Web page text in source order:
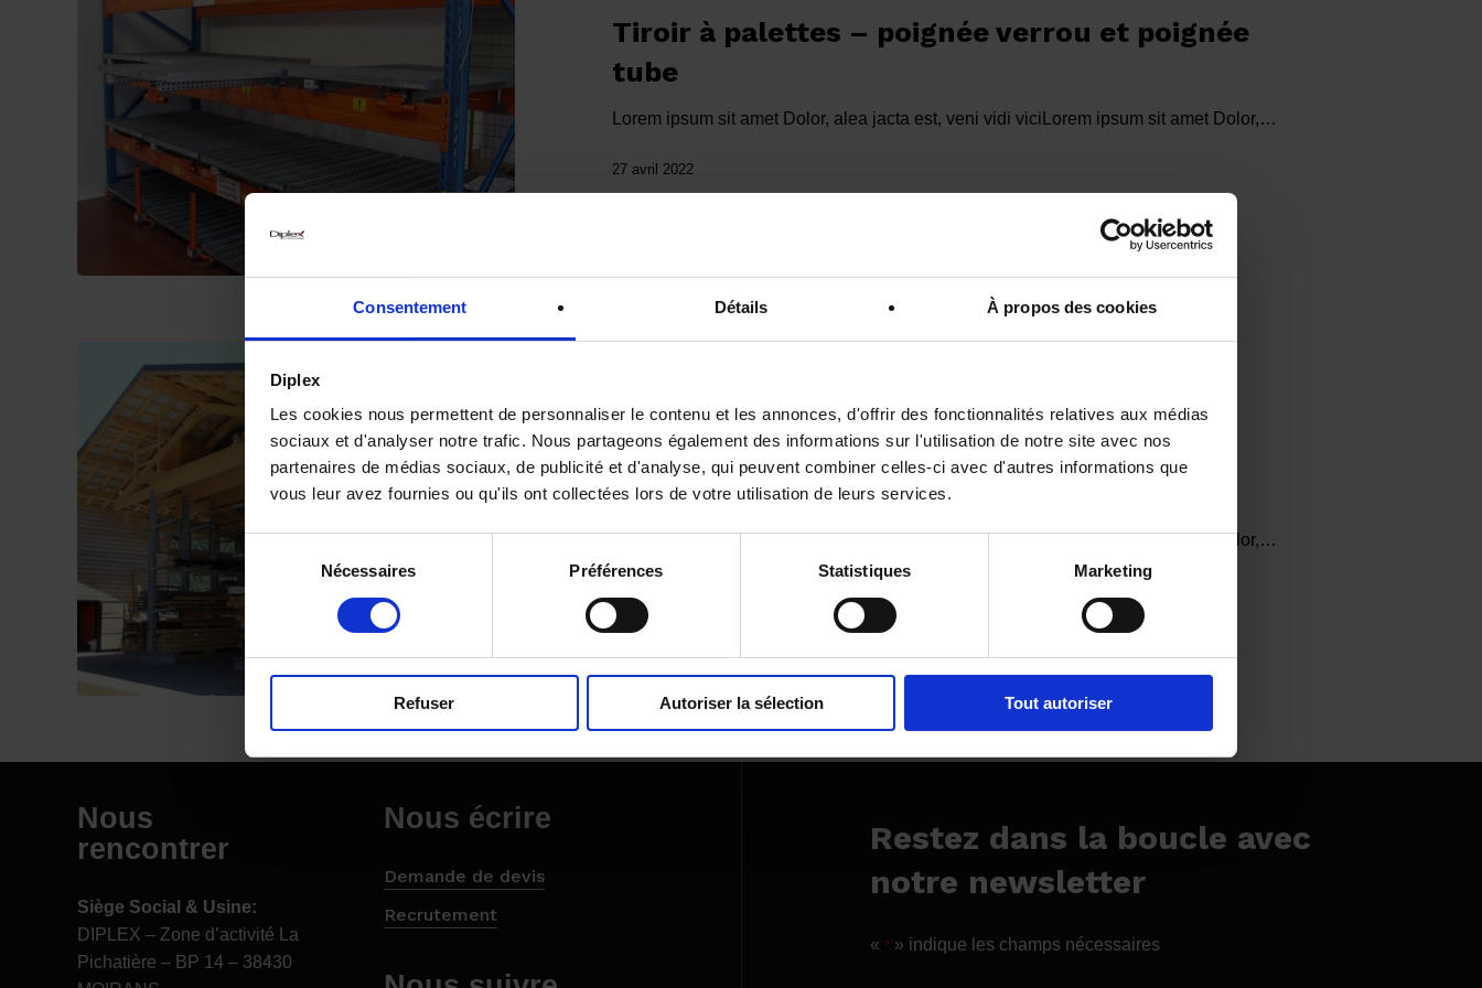
Consentement Détails À propos des cookies
Diplex
Les cookies nous permettent de personnaliser le contenu et les annonces, d'offrir des fonctionnalités relatives aux médias
sociaux et d'analyser notre trafic. Nous partageons également des informations sur l'utilisation de notre site avec nos
partenaires de médias sociaux, de publicité et d'analyse, qui peuvent combiner celles-ci avec d'autres informations que
vous leur avez fournies ou qu'ils ont collectées lors de votre utilisation de leurs services.
consentement
Nécessaires Préférences Statistiques Marketing
Refuser Autoriser la sélection Tout autoriser
Tiroir à palettes – poignée verrou et poignée
tube
Lorem ipsum sit amet Dolor, alea jacta est, veni vidi viciLorem ipsum sit amet Dolor,…
27 avril 2022
couvert
Cas clients Commerce
Rayonnage cantilever couvert
Lorem ipsum sit amet Dolor, alea jacta est, veni vidi viciLorem ipsum sit amet Dolor,…
Nous
rencontrer
Siège Social & Usine:
DIPLEX – Zone d’activité La
Pichatière – BP 14 – 38430
Nous écrire
Demande de devis
Recrutement
Restez dans la boucle avec
notre newsletter
« * » indique les champs nécessaires